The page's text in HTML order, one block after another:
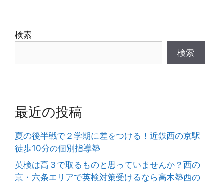
検索
検索
最近の投稿
夏の後半戦で２学期に差をつける！近鉄西の京駅
徒歩10分の個別指導塾
英検は高３で取るものと思っていませんか？西の
京・六条エリアで英検対策受けるなら高木塾西の